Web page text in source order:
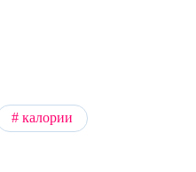
калории